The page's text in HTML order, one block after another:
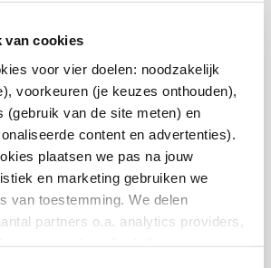
van cookies
voor vier doelen: noodzakelijk
voorkeuren (je keuzes onthouden),
(gebruik van de site meten) en
content en advertenties).
plaatsen we pas na jouw
en marketing gebruiken we
van toestemming. We delen
partners o.a. analytics providers,
uit4.106 reviews
VolgDAop: